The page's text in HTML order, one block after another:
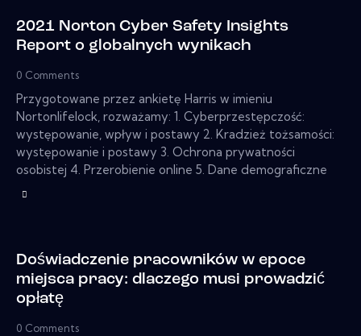
2021 Norton Cyber ​​Safety Insights
Report o globalnych wynikach
0 Comments
Przygotowane przez ankietę Harris w imieniu
Nortonlifelock, rozważamy: 1. Cyberprzestępczość:
występowanie, wpływ i postawy 2. Kradzież tożsamości:
występowanie i postawy 3. Ochrona prywatności
osobistej 4. Przerobienie online 5. Dane demograficzne
Doświadczenie pracowników w epoce
miejsca pracy: dlaczego musi prowadzić
opłatę
0 Comments